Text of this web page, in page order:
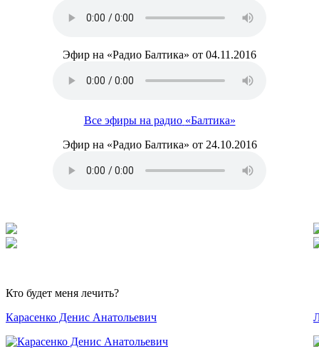
Эфир на «Радио Балтика» от 04.11.2016
Все эфиры на радио «Балтика»
Эфир на «РадиоБалтика» от 24.10.2016
Кто будет меня лечить?
Карасенко Денис Анатольевич